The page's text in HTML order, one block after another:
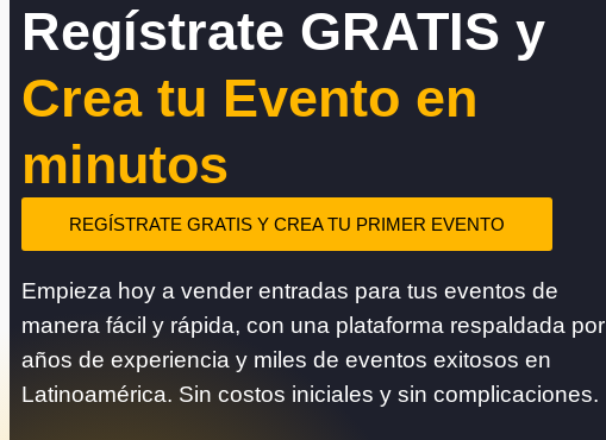
Regístrate GRATIS y
Crea tu Evento en
minutos
REGÍSTRATE GRATIS Y CREA TU PRIMER EVENTO
Empieza hoy a vender entradas para tus eventos de
manera fácil y rápida, con una plataforma respaldada por
años de experiencia y miles de eventos exitosos en
Latinoamérica. Sin costos iniciales y sin complicaciones.